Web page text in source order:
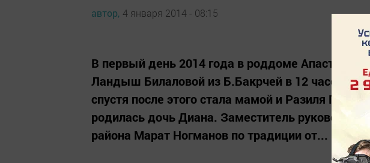
автор, 4 января 2014 - 08:15
В первый день 2014 года в роддоме Апастова
Ландыш Билаловой из Б.Бакрчей в 12 часов 10
спустя после этого стала мамой и Разиля
родилась дочь Диана. Заместитель
района Марат Ногманов по традиции от...